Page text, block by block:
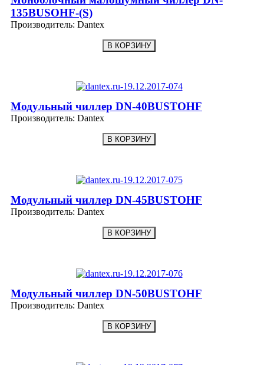
135BUSOHF-(S)
Производитель: Dantex
Модульный чиллер DN-40BUSTOHF
Производитель: Dantex
Модульный чиллер DN-45BUSTOHF
Производитель: Dantex
Модульный чиллер DN-50BUSTOHF
Производитель: Dantex